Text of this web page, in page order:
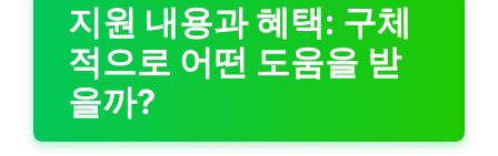
지원 내용과 혜택: 구체
적으로 어떤 도움을 받
을까?